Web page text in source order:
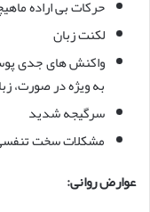
حرکات بی اراده
لکنت زبان
واکنش های جدی
به ویژه در صورت،
سرگیجه شدید
مشکلات سخت
عوارض روانی: